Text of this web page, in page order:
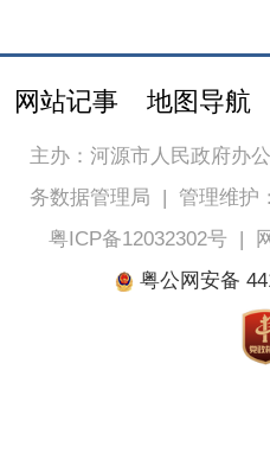
网站记事 地图导航
主办：河源市人民政府办
务数据管理局 | 管理维护
粤ICP备12032302号|
粤公网安备